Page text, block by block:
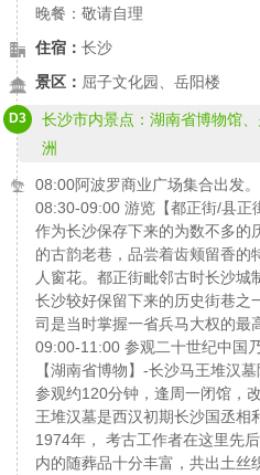
晚餐：敬请自理
住宿： 长沙
景区： 屈子文化园、岳阳楼
D3
长沙市内景点：湖南省博物馆
洲
08:00阿波罗商业广场集合出发。
08:30-09:00 游览【都正街/县正
作为长沙保存下来的为数不多的
的古韵老巷，品尝着齿颊留香的
人窗花。都正街毗邻古时长沙
长沙较好保留下来的历史街巷之
司是当时掌握一省兵马大权的最
09:00-11:00 参观二十世纪中
【湖南省博物】-长沙马王堆汉
参观约120分钟，逢周一闭馆，
王堆汉墓是西汉初期长沙国丞相
1974年， 考古工作者在这里先
内的随葬品十分丰富，共出土丝